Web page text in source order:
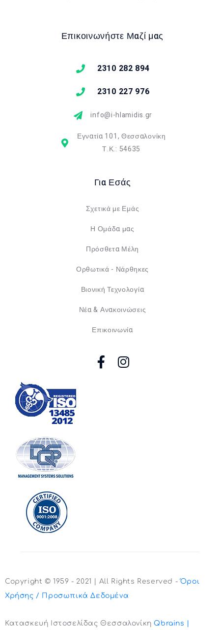
Επικοινωνήστε Μαζί μας
2310 282 894
2310 227 976
info@i-hlamidis.gr
Εγνατία 101, Θεσσαλονίκη
Τ.Κ.: 54635
Για Εσάς
Σχετικά με Εμάς
Η Ομάδα μας
Πρόσθετα Μέλη
Ορθωτικά - Νάρθηκες
Βιονική Τεχνολογία
Νέα & Ανακοινώσεις
Επικοινωνία
Copyright © 1959 - 2021 | All Rights Reserved -Όροι
Χρήσης / Προσωπικά Δεδομένα
Κατασκευή Ιστοσελίδας ΘεσσαλονίκηQbrains |